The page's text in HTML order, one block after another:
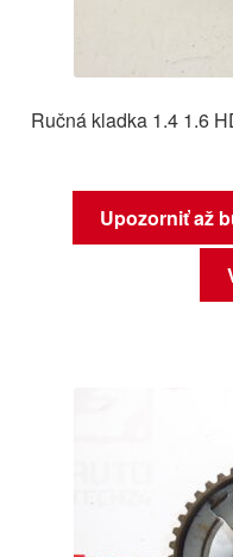
Ručná kladka 1.4 1.6
Upozorniť až